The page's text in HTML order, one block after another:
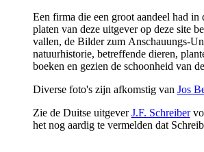
Een firma die een groot aandeel had
platen van deze uitgever op deze site
vallen, de Bilder zum Anschauungs-
natuurhistorie, betreffende dieren,
boeken en gezien de schoonheid van
Diverse foto's zijn afkomstig van Jos
Zie de Duitse uitgeverJ.F. Schreiber
het nog aardig te vermelden dat